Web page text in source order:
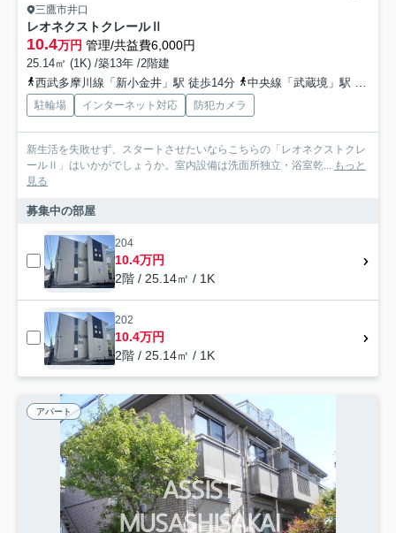
三鷹市井口
レオネクストクレールⅡ
10.4万円 管理/共益費6,000円
25.14㎡ (1K) /築13年 /2階建
西武多摩川線「新小金井」駅 徒歩14分
中央線「武蔵境」駅 徒歩29分
駐輪場 インターネット対応 防犯カメラ
新生活を失敗せず、スタートさせたいならこちらの「レオネクストクレ
ールⅡ」はいかがでしょうか。室内設備は洗面所独立・浴室乾...
もっと
見る
募集中の部屋
204
10.4万円
2階 / 25.14㎡ / 1K
202
10.4万円
2階 / 25.14㎡ / 1K
アパート